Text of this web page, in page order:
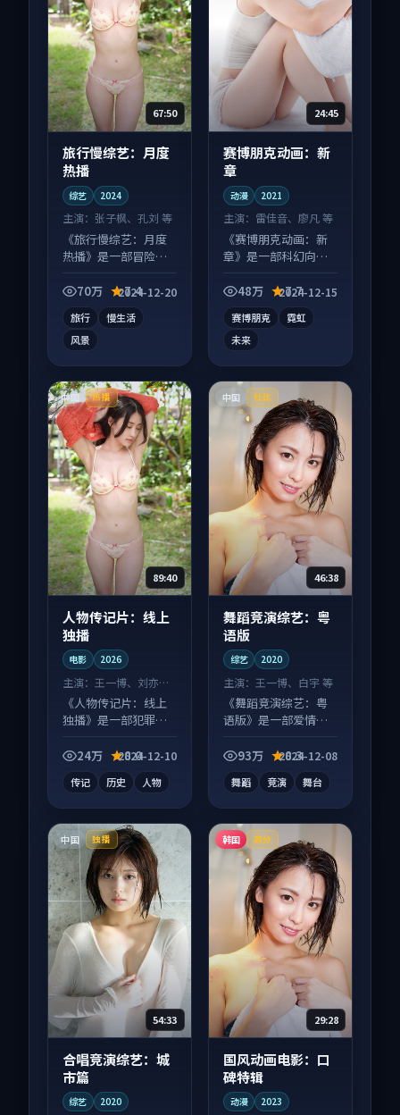
67:50
旅行慢综艺：月度
热播
综艺 2024
主演： 张子枫、孔刘 等
《旅行慢综艺：月度
热播》是一部冒险向
在线，配乐与镜头配
70万 7.4
2024-12-20
旅行
慢生活
风景
24:45
赛博朋克动画：新
章
动漫 2021
主演： 雷佳音、廖凡 等
《赛博朋克动画：新
章》是一部科幻向动
线，配乐与镜头配合
48万 7.7
2024-12-15
赛博朋克
霓虹
未来
中国 热播
89:40
人物传记片：线上
独播
电影 2026
主演： 王一博、刘亦菲
等
《人物传记片：线上
独播》是一部犯罪向
端观看，细节更丰
24万 8.0
2024-12-10
传记 历史 人物
中国 杜比
46:38
舞蹈竞演综艺：粤
语版
综艺 2020
主演： 王一博、白宇 等
《舞蹈竞演综艺：粤
语版》是一部爱情向
度高，适合配弹幕观
93万 8.3
2024-12-08
舞蹈 竞演 舞台
中国 独播
54:33
合唱竞演综艺：城
市篇
综艺 2020
韩国 高分
29:28
国风动画电影：口
碑特辑
动漫 2023